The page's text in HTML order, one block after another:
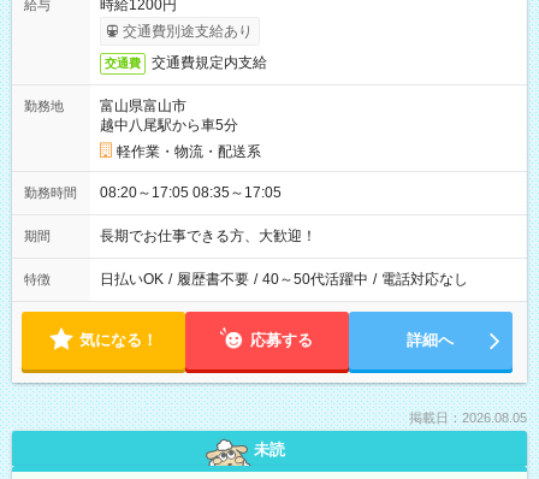
給与
時給1200円
交通費別途支給あり
交通費 交通費規定内支給
勤務地
富山県富山市
越中八尾駅から車5分
軽作業・物流・配送系
勤務時間 08:20～17:05 08:35～17:05
期間 長期でお仕事できる方、大歓迎！
特徴 日払いOK / 履歴書不要 / 40～50代活躍中 / 電話対応なし
気になる！ 応募する 詳細へ
掲載日：2026.08.05
未読